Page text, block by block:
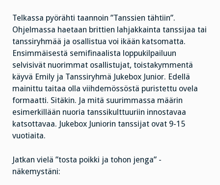
Telkassa pyörähti taannoin ”Tanssien tähtiin”.
Ohjelmassa haetaan brittien lahjakkainta tanssijaa tai
tanssiryhmää ja osallistua voi ikään katsomatta.
Ensimmäisestä semifinaalista loppukilpailuun
selvisivät nuorimmat osallistujat, toistakymmentä
käyvä Emily ja Tanssiryhmä Jukebox Junior. Edellä
mainittu taitaa olla viihdemössöstä puristettu ovela
formaatti. Sitäkin. Ja mitä suurimmassa määrin
esimerkillään nuoria tanssikulttuuriin innostavaa
katsottavaa. Jukebox Juniorin tanssijat ovat 9-15
vuotiaita.
Jatkan vielä ”tosta poikki ja tohon jenga” -
näkemystäni: